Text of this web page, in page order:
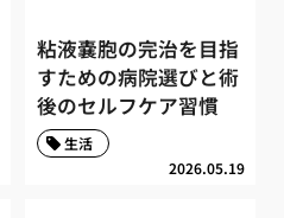
粘液嚢胞の完治を目指
すための病院選びと術
後のセルフケア習慣
2026.05.19
生活